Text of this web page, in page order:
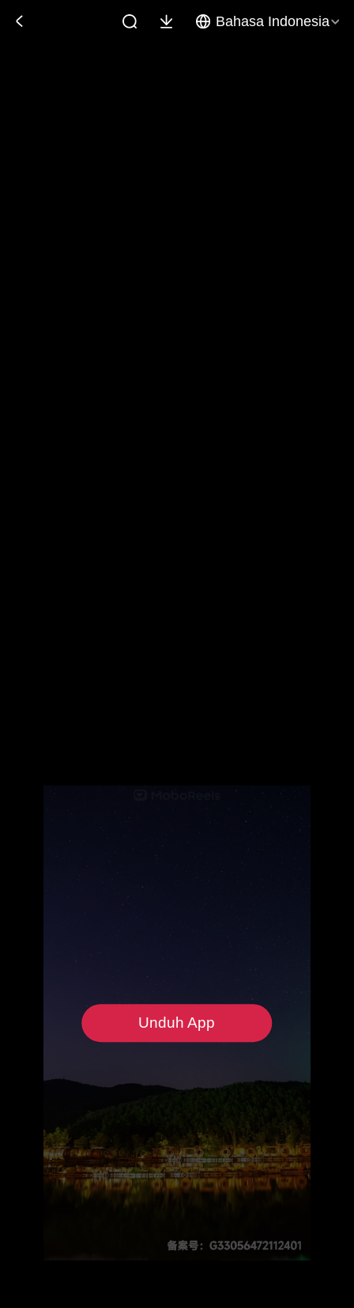
Bahasa Indonesia
Unduh App